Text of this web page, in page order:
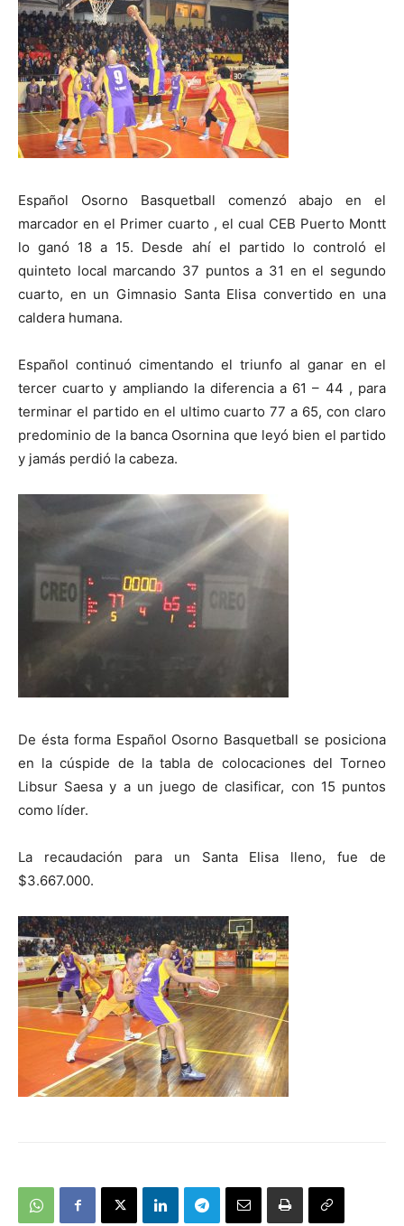
Español Osorno Basquetball comenzó abajo en el
marcador en el Primer cuarto , el cual CEB Puerto Montt
lo ganó 18 a 15. Desde ahí el partido lo controló el
quinteto local marcando 37 puntos a 31 en el segundo
cuarto, en un Gimnasio Santa Elisa convertido en una
caldera humana.
Español continuó cimentando el triunfo al ganar en el
tercer cuarto y ampliando la diferencia a 61 – 44 , para
terminar el partido en el ultimo cuarto 77 a 65, con claro
predominio de la banca Osornina que leyó bien el partido
y jamás perdió la cabeza.
De ésta forma Español Osorno Basquetball se posiciona
en la cúspide de la tabla de colocaciones del Torneo
Libsur Saesa y a un juego de clasificar, con 15 puntos
como líder.
La recaudación para un Santa Elisa lleno, fue de
$3.667.000.